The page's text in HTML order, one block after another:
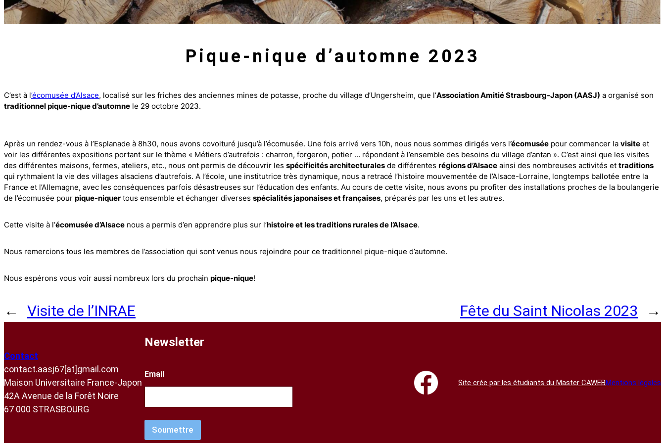
Pique-nique d’automne 2023
C’est à l’écomusée d’Alsace, localisé sur les friches des anciennes mines de potasse, proche du village d’Ungersheim, que l’Association Amitié Strasbourg-Japon (AASJ) a organisé son
traditionnel pique-nique d’automne le 29 octobre 2023.
Après un rendez-vous à l’Esplanade à 8h30, nous avons covoituré jusqu’à l’écomusée. Une fois arrivé vers 10h, nous nous sommes dirigés vers l’écomusée pour commencer la visite et
voir les différentes expositions portant sur le thème « Métiers d’autrefois : charron, forgeron, potier … répondent à l’ensemble des besoins du village d’antan ». C’est ainsi que les visites
des différentes maisons, fermes, ateliers, etc., nous ont permis de découvrir les spécificités architecturales de différentes régions d’Alsace ainsi des nombreuses activités et traditions
qui rythmaient la vie des villages alsaciens d’autrefois. A l’école, une institutrice très dynamique, nous a retracé l’histoire mouvementée de l’Alsace-Lorraine, longtemps ballotée entre la
France et l’Allemagne, avec les conséquences parfois désastreuses sur l’éducation des enfants. Au cours de cette visite, nous avons pu profiter des installations proches de la boulangerie
de l’écomusée pour pique-niquer tous ensemble et échanger diverses spécialités japonaises et françaises, préparés par les uns et les autres.
Cette visite à l’écomusée d’Alsace nous a permis d’en apprendre plus sur l’histoire et les traditions rurales de l’Alsace.
Nous remercions tous les membres de l’association qui sont venus nous rejoindre pour ce traditionnel pique-nique d’automne.
Nous espérons vous voir aussi nombreux lors du prochain pique-nique!
← Visite de l’INRAE Fête du Saint Nicolas 2023 →
Contact
contact.aasj67[at]gmail.com
Maison Universitaire France-Japon
42A Avenue de la Forêt Noire
67 000 STRASBOURG
Newsletter
Email
Soumettre
Site crée par les étudiants du Master CAWEBMentions légales